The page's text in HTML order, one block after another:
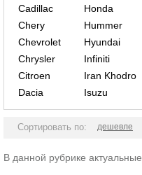
Cadillac
Chery
Chevrolet
Chrysler
Citroen
Dacia
Honda
Hummer
Hyundai
Infiniti
Iran Khodro
Isuzu
Сортировать по: дешевле
В данной рубрике